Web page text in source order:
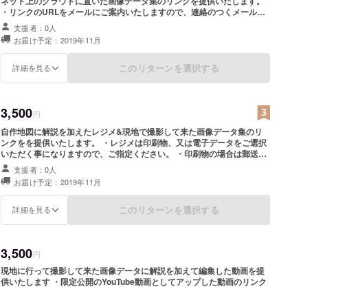
・リンクのURLをメールにご案内いたしますので、連絡のつくメールア
ドレスをご教示ください。 ・解説は最低限の各画像についたキャンプ
支援者：0人
お届け予定：2019年11月
詳細を見る このリターンを選択する
3,500円
自作地図に解説を加えたレジメ&現地で撮影して来た画像データ集のリ
ンクをを提供いたします。 ・レジメは印刷物、又は電子データをご選択
いただく事になりますので、ご指定ください。 ・印刷物の場合は郵送さ
せて頂きますので連絡のつく住所をご教示下さい(送料は支援金に含まれ
ています)。 ・電子データは画像データをメールに添付して送付させて頂
きますので連絡のつくメールアドレスをご教示ください。 ・発送、ない
し送付は11月中になります インターネット上のクラウドに置いた画像
データ集のリンクを提供いたします。 ・リンクのURLをメールにご案内
支援者：0人
お届け予定：2019年11月
詳細を見る このリターンを選択する
3,500円
現地に行って撮影して来た画像データに解説を加えて編集した動画を提
供いたします ・限定公開のYouTube動画としてアップした動画のリンク